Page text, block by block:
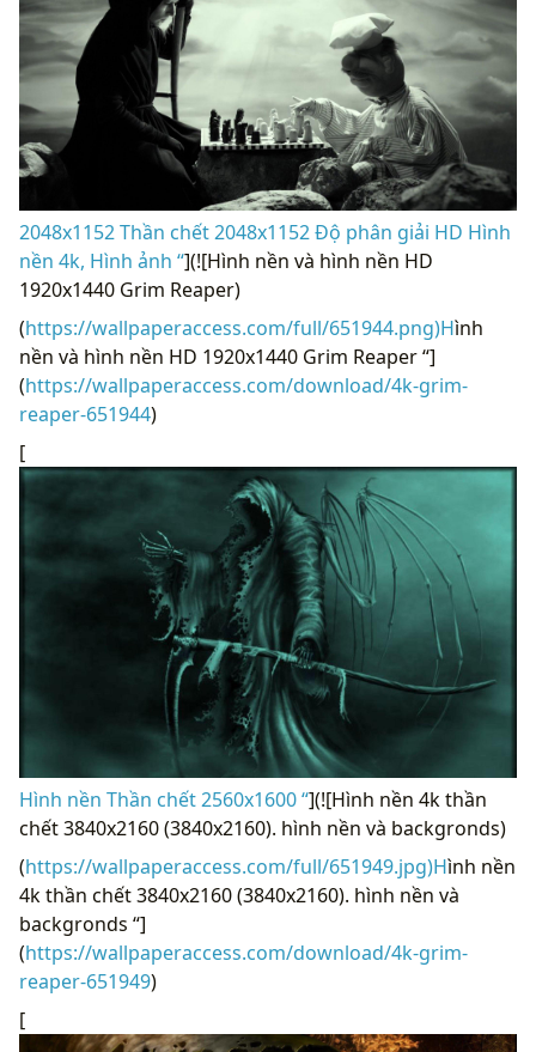
2048x1152 Thần chết 2048x1152 Độ phân giải HD Hình
nền 4k, Hình ảnh “](![Hình nền và hình nền HD
1920x1440 Grim Reaper)
(https://wallpaperaccess.com/full/651944.png)Hình
nền và hình nền HD 1920x1440 Grim Reaper “]
(https://wallpaperaccess.com/download/4k-grim-
reaper-651944)
[
Hình nền Thần chết 2560x1600 “](![Hình nền 4k thần
chết 3840x2160 (3840x2160). hình nền và backgronds)
(https://wallpaperaccess.com/full/651949.jpg)Hình nền
4k thần chết 3840x2160 (3840x2160). hình nền và
backgronds “]
(https://wallpaperaccess.com/download/4k-grim-
reaper-651949)
[